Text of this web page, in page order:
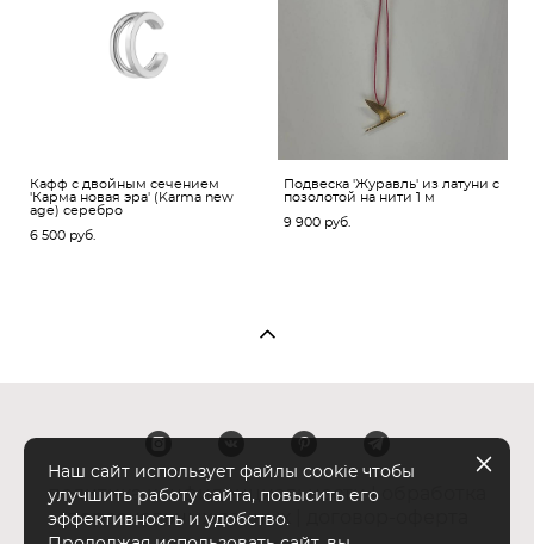
Кафф с двойным сечением
'Карма новая эра' (Karma new
age) серебро
6 500 pуб.
Подвеска 'Журавль' из латуни с
позолотой на нити 1 м
9 900 pуб.
политика конфиденциальности|
персональных данных
Наш сайт использует файлы cookie чтобы
улучшить работу сайта, повысить его
эффективность и удобство.